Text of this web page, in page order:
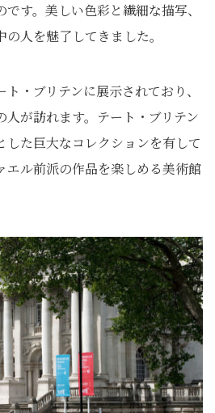
す。美しい色彩と繊細な描写、
人を魅了してきました。
・ブリテンに展示されており、
人が訪れます。テート・ブリテン
した巨大なコレクションを有して
エル前派の作品を楽しめる美術館